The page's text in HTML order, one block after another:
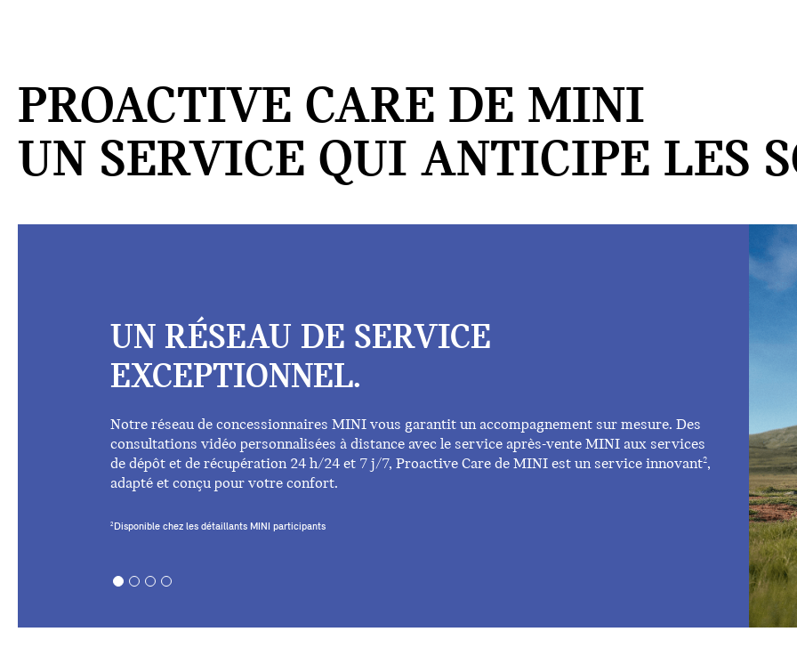
PROACTIVE CARE DE MINI
UN SERVICE QUI ANTICIPE LES
UN RÉSEAU DE SERVICE
EXCEPTIONNEL.
Notre réseau de concessionnaires MINI vous garantit un accompagnement sur mesure. Des
consultations vidéo personnalisées à distance avec le service après-vente MINI aux services
de dépôt et de récupération 24 h/24 et 7 j/7, Proactive Care de MINI est un service innovant2,
adapté et conçu pour votre confort.
2 Disponible chez les détaillants MINI participants